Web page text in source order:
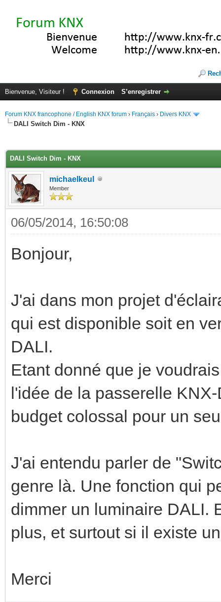
Bienvenue, Visiteur ! Connexion S’enregistrer
Forum KNX francophone / English KNX forum › Français › Divers KNX
DALI Switch Dim - KNX
DALI Switch Dim - KNX
michaelkeul
Member
06/05/2014, 16:50:08
Bonjour,
J'ai dans mon projet
qui est disponible soit en
DALI.
Etant donné que je
l'idée de la passerelle
budget colossal pour un
J'ai entendu parler de
genre là. Une fonction qui
dimmer un luminaire DALI.
plus, et surtout si il existe
Merci